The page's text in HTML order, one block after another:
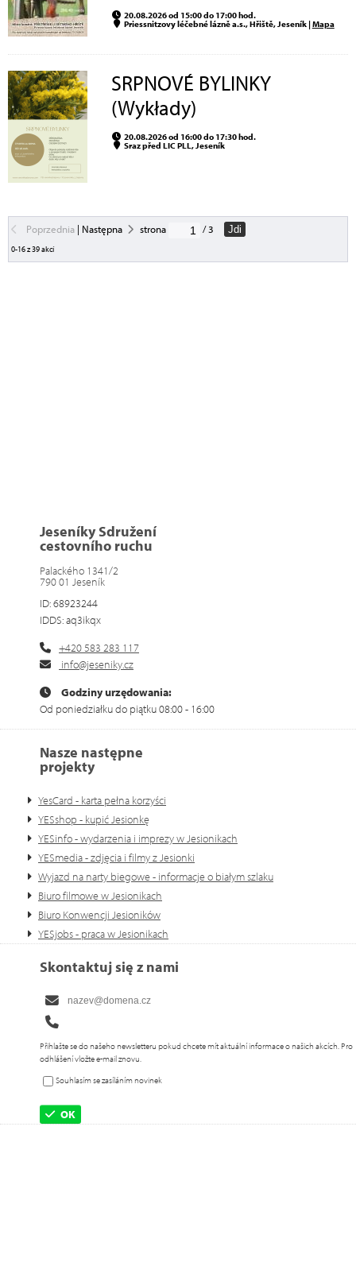
20.08.2026 od 15:00 do 17:00 hod.
Priessnitzovy léčebné lázně a.s., Hřiště, Jeseník |Mapa
SRPNOVÉ BYLINKY
(Wykłady)
20.08.2026 od 16:00 do 17:30 hod.
Sraz před LIC PLL, Jeseník
Poprzednia| Następna strona / 3 Jdi
0-16 z 39 akcí
Jeseníky Sdružení
cestovního ruchu
Palackého 1341/2
790 01 Jeseník
ID: 68923244
IDDS: aq3ikqx
+420 583 283 117
info@jeseniky.cz
Godziny urzędowania:
Od poniedziałku do piątku 08:00 - 16:00
Nasze następne
projekty
YesCard - karta pełna korzyści
YESshop - kupić Jesionkę
YESinfo - wydarzenia i imprezy w Jesionikach
YESmedia - zdjęcia i filmy z Jesionki
Wyjazd na narty biegowe - informacje o białym szlaku
Biuro filmowe w Jesionikach
Biuro Konwencji Jesioników
YESjobs - praca w Jesionikach
Skontaktuj się z nami
Přihlašte se do našeho newsletteru pokud chcete mít aktuální informace o našich akcích. Pro
odhlášení vložte e-mail znovu.
Souhlasím se zasíláním novinek
OK